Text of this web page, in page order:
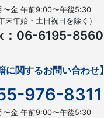
〜金 午前9:00〜午後5:30
年末年始・土日祝日を除く）
：06-6195-8560
に関するお問い合わせ】
976-8311
〜金 午前9:00〜午後5:30